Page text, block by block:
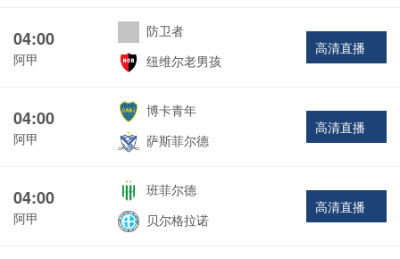
04:00
阿甲
防卫者
纽维尔老男孩
高清直播
04:00
阿甲
博卡青年
萨斯菲尔德
高清直播
04:00
阿甲
班菲尔德
贝尔格拉诺
高清直播